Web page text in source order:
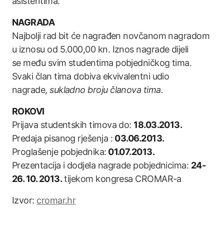
NAGRADA
Najbolji rad bit će nagrađen novčanom nagradom
u iznosu od 5.000,00 kn. Iznos nagrade dijeli
se među svim studentima pobjedničkog tima.
Svaki član tima dobiva ekvivalentni udio
nagrade,sukladno broju članova tima.
ROKOVI
Prijava studentskih timova do: 18.03.2013.
Predaja pisanog rješenja : 03.06.2013.
Proglašenje pobjednika: 01.07.2013.
Prezentacija i dodjela nagrade pobjednicima: 24-
26. 10. 2013.tijekom kongresa CROMAR-a
Izvor: cromar.hr